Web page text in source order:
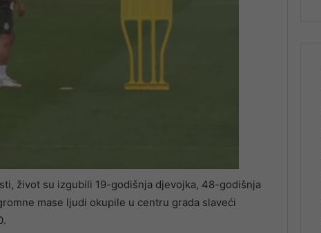
život su izgubili 19-godišnja djevojka, 48-godišnja
mase ljudi okupile u centru grada slaveći